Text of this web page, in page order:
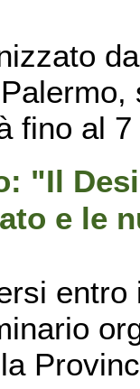
fino al
"Il
e le